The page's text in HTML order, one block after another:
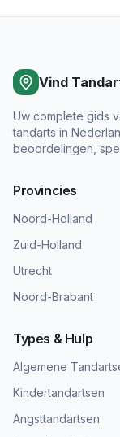
Vind
Uw complete gids
tandarts in
beoordelingen,
Provincies
Noord-Holland
Zuid-Holland
Utrecht
Noord-Brabant
Types & Hulp
Algemene
Kindertandartsen
Angsttandartsen